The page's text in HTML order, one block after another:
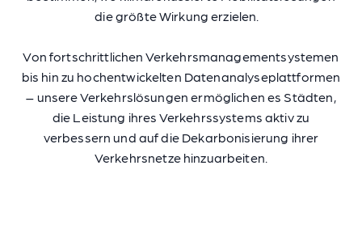
die größte Wirkung erzielen.
Von fortschrittlichen Verkehrsmanagementsystemen
bis hin zu hochentwickelten Datenanalyseplattformen
– unsere Verkehrslösungen ermöglichen es Städten,
die Leistung ihres Verkehrssystems aktiv zu
verbessern und auf die Dekarbonisierung ihrer
Verkehrsnetze hinzuarbeiten.